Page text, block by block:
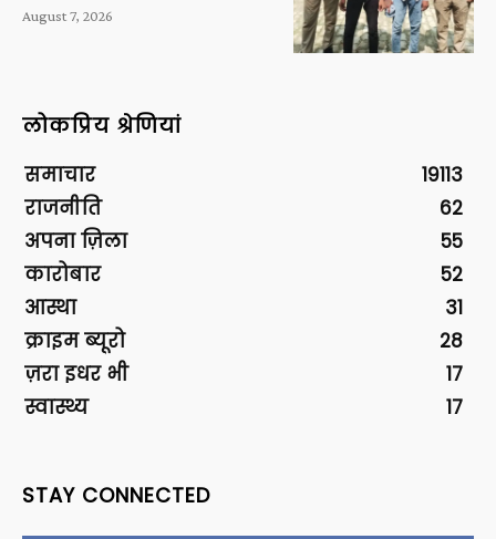
August 7, 2026
लोकप्रिय श्रेणियां
समाचार
19113
राजनीति
62
अपना ज़िला
55
कारोबार
52
आस्था
31
क्राइम ब्यूरो
28
ज़रा इधर भी
17
स्वास्थ्य
17
STAY CONNECTED